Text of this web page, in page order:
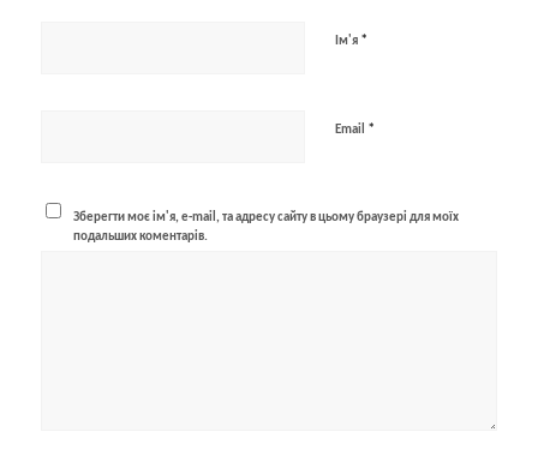
Ім'я *
Email *
Зберегти моє ім'я, e-mail, та адресу сайту в цьому браузері для моїх
подальших коментарів.